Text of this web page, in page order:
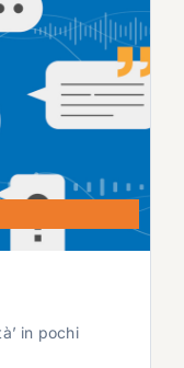
in pochi